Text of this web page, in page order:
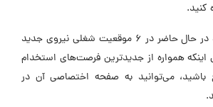
کنید.
نامی نیک نهاد در حال حاضر در ۶ موقعیت شغلی نیروی جدید
اینکه همواره از جدیدترین فرصت‌های استخدام
باشید، می‌توانید به صفحه اختصاصی آن در